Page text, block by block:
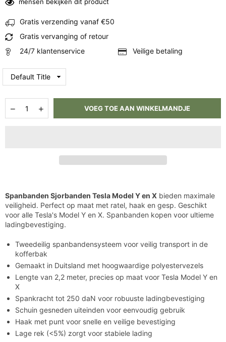
mensen bekijken dit product
Gratis verzending vanaf €50
Gratis vervanging of retour
24/7 klantenservice
Veilige betaling
Aantal
verlagen
Aantal
verhogen
VOEG TOE AAN WINKELMANDJE
Spanbanden Sjorbanden Tesla Model Y en X bieden maximale
veiligheid. Perfect op maat met ratel, haak en gesp. Geschikt
voor alle Tesla's Model Y en X. Spanbanden kopen voor ultieme
ladingbevestiging.
Tweedeilig spanbandensysteem voor veilig transport in de
kofferbak
Gemaakt in Duitsland met hoogwaardige polyestervezels
Lengte van 2,2 meter, precies op maat voor Tesla Model Y en
X
Spankracht tot 250 daN voor robuuste ladingbevestiging
Schuin gesneden uiteinden voor eenvoudig gebruik
Haak met punt voor snelle en veilige bevestiging
Lage rek (<5%) zorgt voor stabiele lading